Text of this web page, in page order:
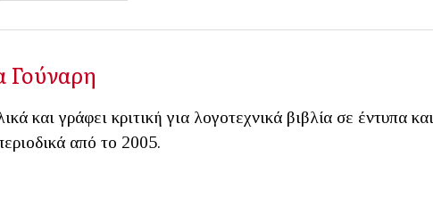
Γούναρη
και γράφει κριτική για λογοτεχνικά βιβλία σε έντυπα και
από το 2005.